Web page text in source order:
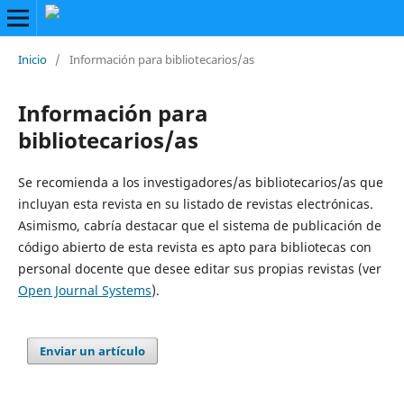
Inicio / Información para bibliotecarios/as
Información para
bibliotecarios/as
Se recomienda a los investigadores/as bibliotecarios/as que
incluyan esta revista en su listado de revistas electrónicas.
Asimismo, cabría destacar que el sistema de publicación de
código abierto de esta revista es apto para bibliotecas con
personal docente que desee editar sus propias revistas (ver
Open Journal Systems).
Enviar un artículo